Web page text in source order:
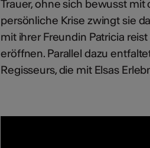
Trauer, ohne sich bewusst
persönliche Krise zwingt sie
mit ihrer Freundin Patricia
eröffnen. Parallel dazu
Regisseurs, die mit Elsas